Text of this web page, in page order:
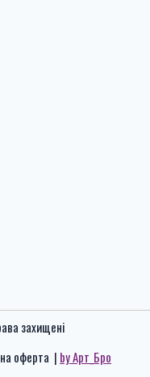
захищені
оферта | by Арт_Бро